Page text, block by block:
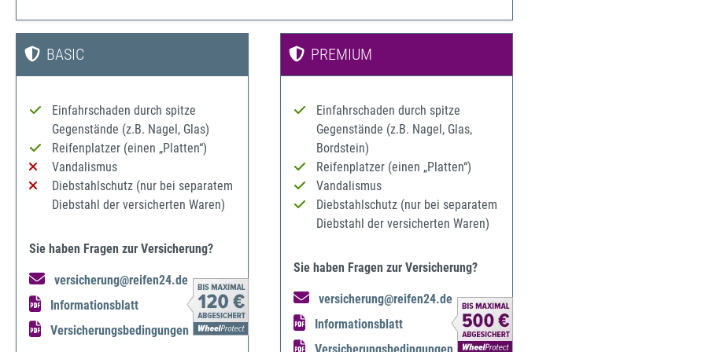
BASIC
Einfahrschaden durch spitze
Gegenstände (z.B. Nagel, Glas)
Reifenplatzer (einen „Platten“)
Vandalismus
Diebstahlschutz (nur bei separatem
Diebstahl der versicherten Waren)
Sie haben Fragen zur Versicherung?
versicherung@reifen24.de
Informationsblatt
Versicherungsbedingungen
PREMIUM
Einfahrschaden durch spitze
Gegenstände (z.B. Nagel, Glas,
Bordstein)
Reifenplatzer (einen „Platten“)
Vandalismus
Diebstahlschutz (nur bei separatem
Diebstahl der versicherten Waren)
Sie haben Fragen zur Versicherung?
versicherung@reifen24.de
Informationsblatt